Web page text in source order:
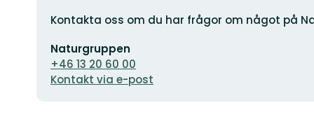
Adress
Kontakta oss om du har frågor om något på
postadress
Naturgruppen
+46 13 20 60 00
Kontakt via e-post